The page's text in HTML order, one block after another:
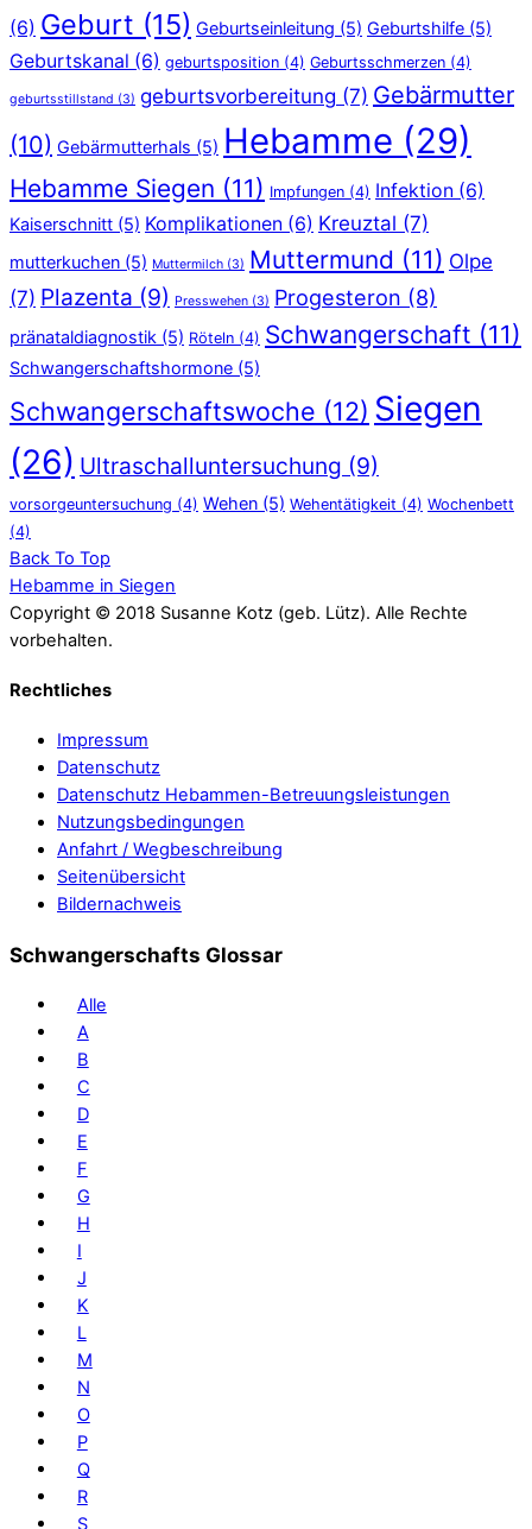
(6) Geburt (15) Geburtseinleitung (5) Geburtshilfe (5)
Geburtskanal (6) geburtsposition (4) Geburtsschmerzen (4)
geburtsstillstand (3) geburtsvorbereitung (7) Gebärmutter
(10) Gebärmutterhals (5) Hebamme (29)
Hebamme Siegen (11) Impfungen (4) Infektion (6)
Kaiserschnitt (5) Komplikationen (6) Kreuztal (7)
mutterkuchen (5) Muttermilch (3) Muttermund (11) Olpe
(7) Plazenta (9) Presswehen (3) Progesteron (8)
pränataldiagnostik (5) Röteln (4) Schwangerschaft (11)
Schwangerschaftshormone (5)
Schwangerschaftswoche (12) Siegen
(26) Ultraschalluntersuchung (9)
vorsorgeuntersuchung (4) Wehen (5) Wehentätigkeit (4) Wochenbett
(4)
Back To Top
Hebamme in Siegen
Copyright © 2018 Susanne Kotz (geb. Lütz). Alle Rechte
vorbehalten.
Rechtliches
Impressum
Datenschutz
Datenschutz Hebammen-Betreuungsleistungen
Nutzungsbedingungen
Anfahrt / Wegbeschreibung
Seitenübersicht
Bildernachweis
Schwangerschafts Glossar
Alle
A
B
C
D
E
F
G
H
I
J
K
L
M
N
O
P
Q
R
S